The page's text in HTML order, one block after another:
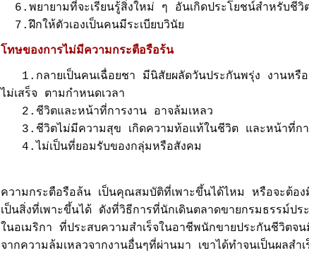
6.พยายามที่จะเรียนรู้สิ่งใหม่ ๆ อันเกิดประโยชน์สำหรับชีวิ
7.ฝึกให้ตัวเองเป็นคนมีระเบียบวินัย
โทษของการไม่มีความกระตือรือร้น
1.กลายเป็นคนเฉื่อยชา มีนิสัยผลัดวันประกันพรุ่ง งานหรือ
ไม่เสร็จ ตามกำหนดเวลา
2.ชีวิตและหน้าที่การงาน อาจล้มเหลว
3.ชีวิตไม่มีความสุข เกิดความท้อแท้ในชีวิต และหน้าที่กา
4.ไม่เป็นที่ยอมรับของกลุ่มหรือสังคม
ความกระตือรือล้น เป็นคุณสมบัติที่เพาะขึ้นได้ไหม หรือจะต้อ
เป็นสิ่งที่เพาะขึ้นได้ ดังที่วิธีการที่นักเดินตลาดขายกรมธรร
ในอเมริกา ที่ประสบความสำเร็จในอาชีพนักขายประกันชีวิตจ
จากความล้มเหลวจากงานอื่นๆที่ผ่านมา เขาได้ทำจนเป็นผลสำ